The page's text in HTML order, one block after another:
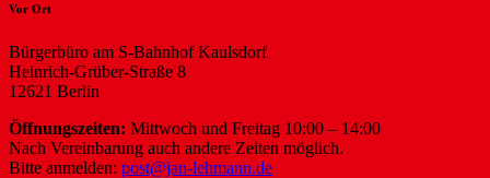
Vor Ort
Bürgerbüro am S-Bahnhof Kaulsdorf
Heinrich-Grüber-Straße 8
12621 Berlin
Öffnungszeiten: Mittwoch und Freitag 10:00 – 14:00
Nach Vereinbarung auch andere Zeiten möglich.
Bitte anmelden: post@jan-lehmann.de